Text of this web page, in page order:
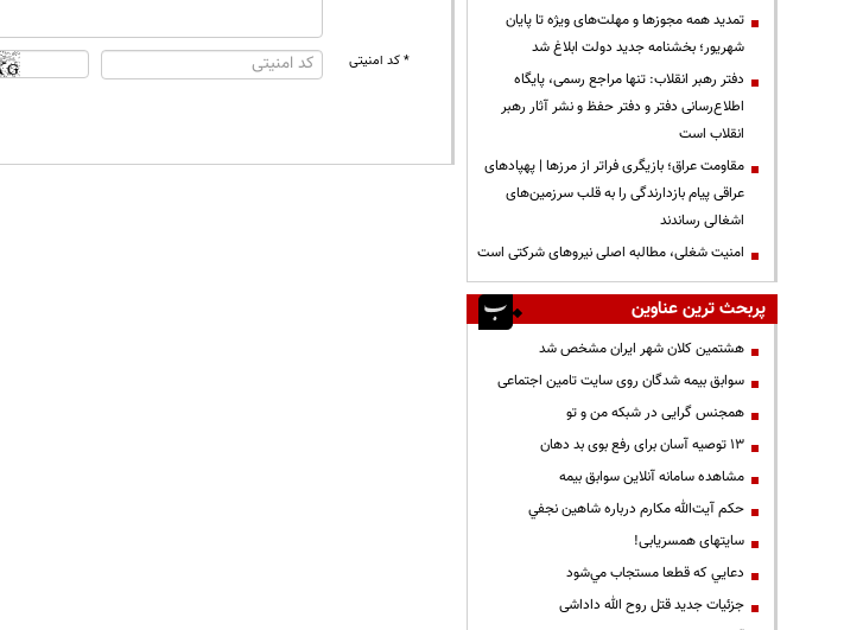
* کد امنیتی
تمدید همه مجوزها و مهلت‌های ویژه تا پایان
شهریور؛ بخشنامه جدید دولت ابلاغ شد
دفتر رهبر انقلاب: تنها مراجع رسمی، پایگاه
اطلاع‌رسانی دفتر و دفتر حفظ و نشر آثار رهبر
انقلاب است
مقاومت عراق؛ بازیگری فراتر از مرزها | پهپادهای
عراقی پیام بازدارندگی را به قلب سرزمین‌های
اشغالی رساندند
‌امنیت شغلی، مطالبه اصلی نیروهای شرکتی است
پربحث ترین عناوین
هشتمین کلان شهر ایران مشخص شد
سوابق بیمه شدگان روی سایت تامین اجتماعی
همجنس گرایی در شبکه من و تو
13 توصیه آسان برای رفع بوی بد دهان
مشاهده سامانه آنلاين سوابق بیمه
حكم آيت‌الله مكارم درباره شاهين نجفي
سایتهای همسریابی!
دعايي كه قطعا مستجاب مي‌شود
جزئیات جدید قتل روح الله داداشی